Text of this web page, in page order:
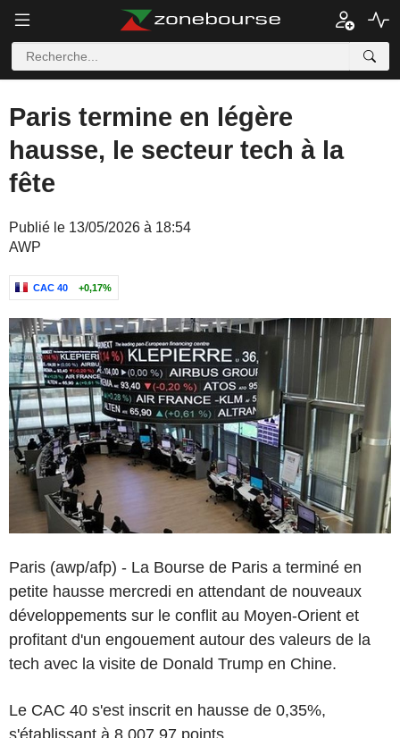
Paris termine en légère
hausse, le secteur tech à la
fête
Publié le 13/05/2026 à 18:54
AWP
CAC 40 +0,17%
Paris (awp/afp) - La Bourse de Paris a terminé en
petite hausse mercredi en attendant de nouveaux
développements sur le conflit au Moyen-Orient et
profitant d'un engouement autour des valeurs de la
tech avec la visite de Donald Trump en Chine.
Le CAC 40 s'est inscrit en hausse de 0,35%,
s'établissant à 8.007,97 points.